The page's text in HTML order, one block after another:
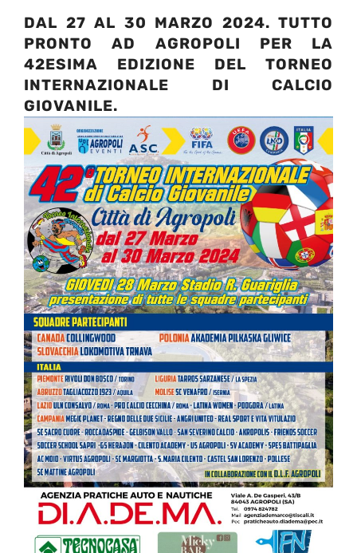
DAL 27 AL 30 MARZO 2024. TUTTO
PRONTO AD AGROPOLI PER LA
42ESIMA EDIZIONE DEL TORNEO
INTERNAZIONALE DI CALCIO
GIOVANILE.